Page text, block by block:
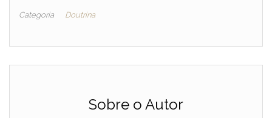
Categoria Doutrina
Sobre o Autor